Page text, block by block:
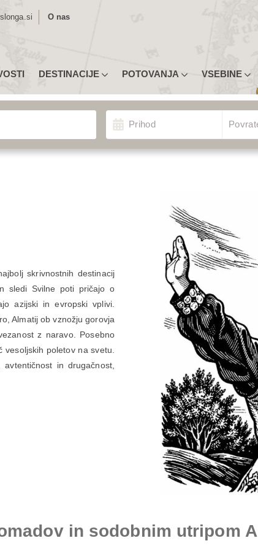
O nas
DESTINACIJE
DESTINACIJ
AMERIKA IN KARIBI
POTOVANJA
UGODNA POTOVANJA
TIPI POTOVANJ
POTOVANJA U3
VSEBINE
NASVETI ZA PRIJAVO
POTOPISNA PREDAVANJA
NOVICE
MORDA NISTE VEDELI …
Izberite Odhod/
Prihod
skrivnostnih destinacij
sledi Svilne poti pričajo o
azijski in evropski vplivi.
Almatij ob vznožju gorovja
z naravo. Posebno
poletov na svetu.
in drugačnost,
in sodobnim utripom